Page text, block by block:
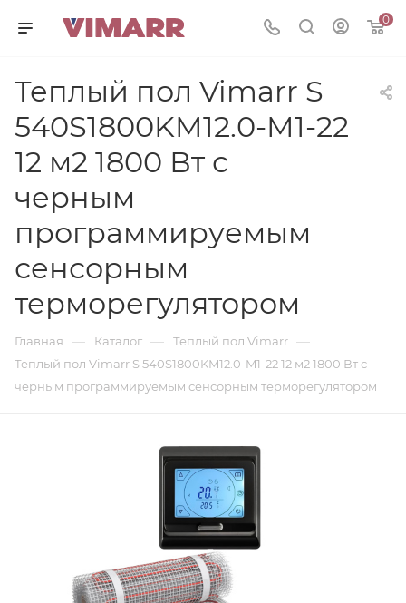
0
Теплый пол Vimarr S
540S1800KM12.0-M1-22
12 м2 1800 Вт с
черным
программируемым
сенсорным
терморегулятором
Главная — Каталог — Теплый пол Vimarr —
Теплый пол Vimarr S 540S1800KM12.0-M1-22 12 м2 1800 Вт с
черным программируемым сенсорным терморегулятором